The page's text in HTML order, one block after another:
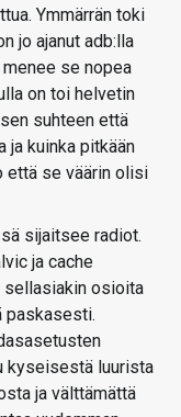
Ymmärrän toki
jo ajanut adb:lla
se nopea
on toi helvetin
suhteen että
ja kuinka pitkään
että se väärin olisi
sijaitsee radiot.
ja cache
sellasiakin osioita
paskasesti.
kyseisestä luurista
ja välttämättä